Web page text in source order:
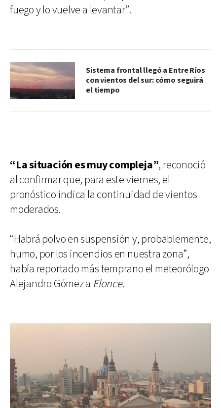
fuego y lo vuelve a levantar”.
Sistema frontal llegó a Entre Ríos
con vientos del sur: cómo seguirá
el tiempo
“La situación es muy compleja”, reconoció
al confirmar que, para este viernes, el
pronóstico indica la continuidad de vientos
moderados.
“Habrá polvo en suspensión y, probablemente,
humo, por los incendios en nuestra zona”,
había reportado más temprano el meteorólogo
Alejandro Gómez a Elonce.